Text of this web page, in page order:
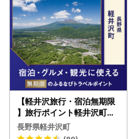
【軽井沢旅行・宿泊無期限
】旅行ポイント軽井沢町ふ
るなびトラベルポイント
長野県軽井沢町